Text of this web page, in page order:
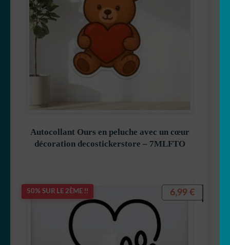
Autocollant Ours en peluche avec un cœur
décoration decostickerstore – 7MLFTO
50% SUR LE 2ÈME !! 6,99 €